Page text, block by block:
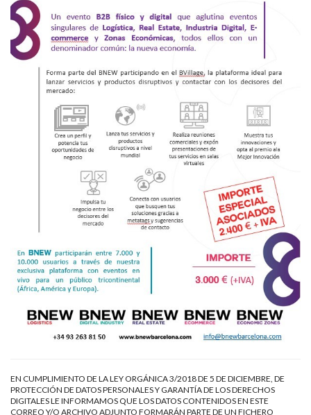
EN CUMPLIMIENTO DE LA LEY ORGÁNICA 3/2018 DE 5 DE DICIEMBRE, DE
PROTECCIÓN DE DATOS PERSONALES Y GARANTÍA DE LOS DERECHOS
DIGITALES LE INFORMAMOS QUE LOS DATOS CONTENIDOS EN ESTE
CORREO Y/O ARCHIVO ADJUNTO FORMARÁN PARTE DE UN FICHERO